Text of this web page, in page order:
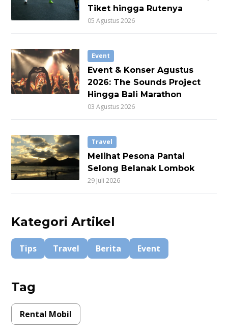
Tiket hingga Rutenya
05 Agustus 2026
Event
Event & Konser Agustus
2026: The Sounds Project
Hingga Bali Marathon
03 Agustus 2026
Travel
Melihat Pesona Pantai
Selong Belanak Lombok
29 Juli 2026
Kategori Artikel
Tips Travel Berita Event
Tag
Rental Mobil